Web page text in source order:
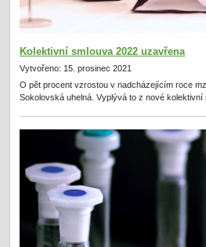
Kolektivní smlouva 2022 uzavřena
Vytvořeno: 15. prosinec 2021
O pět procent vzrostou v nadcházejícím roce
Sokolovská uhelná. Vyplývá to z nové kolektivní